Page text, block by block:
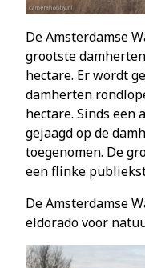
De Amsterdamse
grootste
hectare. Er wordt
damherten
hectare. Sinds
gejaagd op de
toegenomen. De
een flinke
De Amsterdamse
eldorado voor